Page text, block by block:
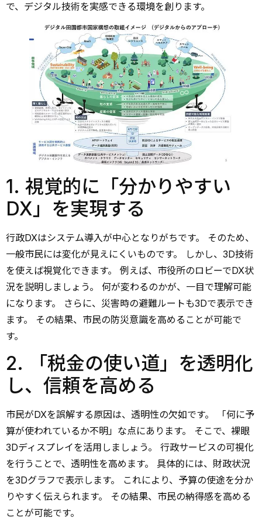
で、デジタル技術を実感できる環境を創ります。
1. 視覚的に「分かりやすい
DX」を実現する
行政DXはシステム導入が中心となりがちです。 そのため、
一般市民には変化が見えにくいものです。 しかし、3D技術
を使えば視覚化できます。 例えば、市役所のロビーでDX状
況を説明しましょう。 何が変わるのかが、一目で理解可能
になります。 さらに、災害時の避難ルートも3Dで表示でき
ます。 その結果、市民の防災意識を高めることが可能で
す。
2. 「税金の使い道」を透明化
し、信頼を高める
市民がDXを誤解する原因は、透明性の欠如です。 「何に予
算が使われているか不明」な点にあります。 そこで、裸眼
3Dディスプレイを活用しましょう。 行政サービスの可視化
を行うことで、透明性を高めます。 具体的には、財政状況
を3Dグラフで表示します。 これにより、予算の使途を分か
りやすく伝えられます。 その結果、市民の納得感を高める
ことが可能です。